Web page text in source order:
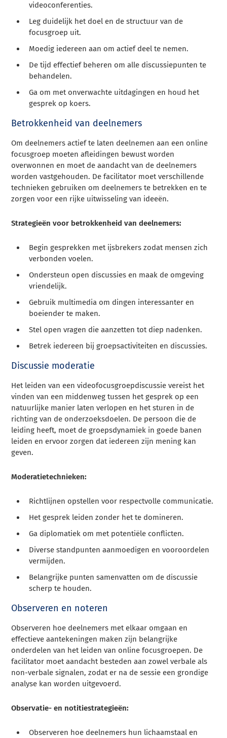
videoconferenties.
Leg duidelijk het doel en de structuur van de
focusgroep uit.
Moedig iedereen aan om actief deel te nemen.
De tijd effectief beheren om alle discussiepunten te
behandelen.
Ga om met onverwachte uitdagingen en houd het
gesprek op koers.
Betrokkenheid van deelnemers
Om deelnemers actief te laten deelnemen aan een online
focusgroep moeten afleidingen bewust worden
overwonnen en moet de aandacht van de deelnemers
worden vastgehouden. De facilitator moet verschillende
technieken gebruiken om deelnemers te betrekken en te
zorgen voor een rijke uitwisseling van ideeën.
Strategieën voor betrokkenheid van deelnemers:
Begin gesprekken met ijsbrekers zodat mensen zich
verbonden voelen.
Ondersteun open discussies en maak de omgeving
vriendelijk.
Gebruik multimedia om dingen interessanter en
boeiender te maken.
Stel open vragen die aanzetten tot diep nadenken.
Betrek iedereen bij groepsactiviteiten en discussies.
Discussie moderatie
Het leiden van een videofocusgroepdiscussie vereist het
vinden van een middenweg tussen het gesprek op een
natuurlijke manier laten verlopen en het sturen in de
richting van de onderzoeksdoelen. De persoon die de
leiding heeft, moet de groepsdynamiek in goede banen
leiden en ervoor zorgen dat iedereen zijn mening kan
geven.
Moderatietechnieken:
Richtlijnen opstellen voor respectvolle communicatie.
Het gesprek leiden zonder het te domineren.
Ga diplomatiek om met potentiële conflicten.
Diverse standpunten aanmoedigen en vooroordelen
vermijden.
Belangrijke punten samenvatten om de discussie
scherp te houden.
Observeren en noteren
Observeren hoe deelnemers met elkaar omgaan en
effectieve aantekeningen maken zijn belangrijke
onderdelen van het leiden van online focusgroepen. De
facilitator moet aandacht besteden aan zowel verbale als
non-verbale signalen, zodat er na de sessie een grondige
analyse kan worden uitgevoerd.
Observatie- en notitiestrategieën:
Observeren hoe deelnemers hun lichaamstaal en